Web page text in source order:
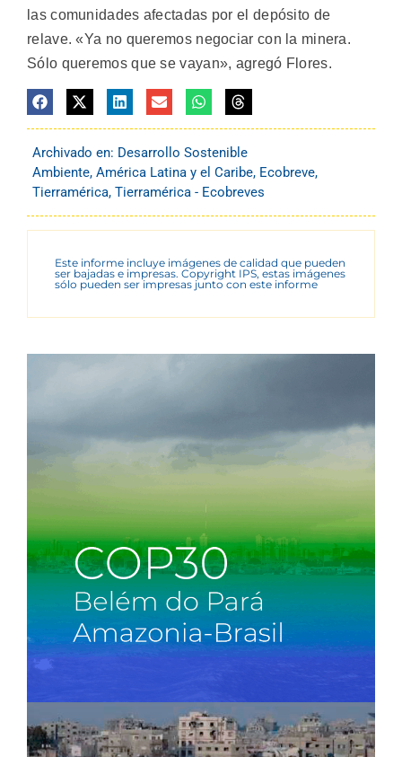
las comunidades afectadas por el depósito de
relave. «Ya no queremos negociar con la minera.
Sólo queremos que se vayan», agregó Flores.
Archivado en: Desarrollo Sostenible
Ambiente, América Latina y el Caribe, Ecobreve,
Tierramérica, Tierramérica - Ecobreves
Este informe incluye imágenes de calidad que pueden
ser bajadas e impresas. Copyright IPS, estas imágenes
sólo pueden ser impresas junto con este informe